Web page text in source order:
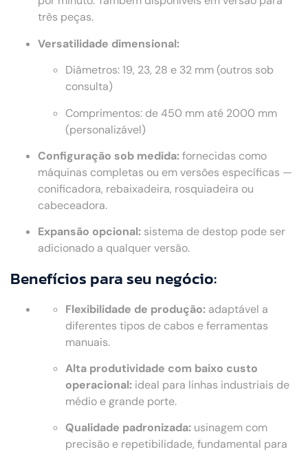
três peças.
Versatilidade dimensional:
Diâmetros: 19, 23, 28 e 32 mm (outros sob
consulta)
Comprimentos: de 450 mm até 2000 mm
(personalizável)
Configuração sob medida:fornecidas como
máquinas completas ou em versões específicas —
conificadora, rebaixadeira, rosquiadeira ou
cabeceadora.
Expansão opcional: sistema de destop pode ser
adicionado a qualquer versão.
Benefícios para seu negócio:
Flexibilidade de produção: adaptável a
diferentes tipos de cabos e ferramentas
manuais.
Alta produtividade com baixo custo
operacional: ideal para linhas industriais de
médio e grande porte.
Qualidade padronizada: usinagem com
precisão e repetibilidade, fundamental para